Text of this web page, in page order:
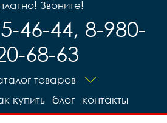
Звоните!
46-44, 8-980-
68-63
товаров
контакты
блог
купить